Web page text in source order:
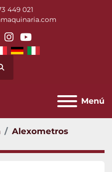
449 021
instagram
youtube
Buscar
Menú
Alexometros